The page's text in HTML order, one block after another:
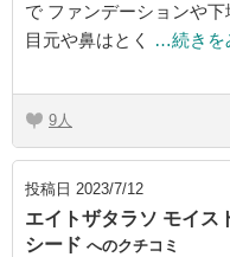
で ファンデーションや
目元や鼻はとく
…続きを
9
投稿日 2023/7/12
エイトザタラソ モイス
シード へのクチコミ